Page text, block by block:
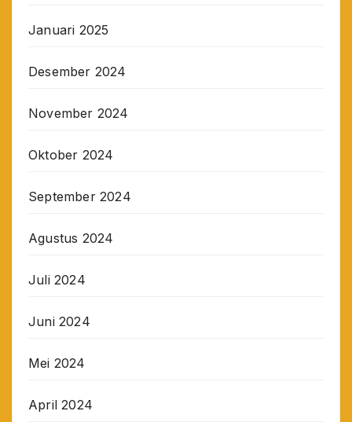
Januari 2025
Desember 2024
November 2024
Oktober 2024
September 2024
Agustus 2024
Juli 2024
Juni 2024
Mei 2024
April 2024